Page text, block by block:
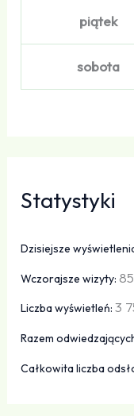
piątek
sobota
Statystyki
Dzisiejsze
Wczorajsze wizyty: 85
Liczba wyświetleń:3
Razem
Całkowita liczba